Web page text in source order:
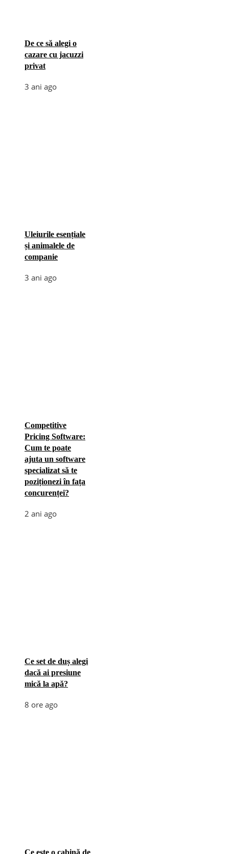
De ce să alegi o
cazare cu jacuzzi
privat
3 ani ago
Uleiurile esențiale
și animalele de
companie
3 ani ago
Competitive
Pricing Software:
Cum te poate
ajuta un software
specializat să te
poziționezi în fața
concurenței?
2 ani ago
Ce set de duș alegi
dacă ai presiune
mică la apă?
8 ore ago
Ce este o cabină de